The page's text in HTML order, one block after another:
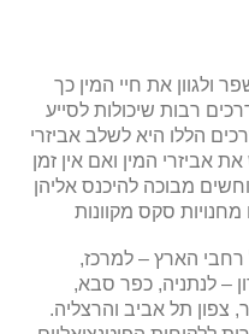
ולגוון את חיי המין כך
רבות שיכולות לסייע
הללו היא לשלב אביזרי
אביזרי המין ואם אין זמן
מבוכה להיכנס אליהן
מחנויות סקס מקוונות
הארץ – למרכז,
– לנתניה, כפר סבא,
צפון תל אביב והרצליה.